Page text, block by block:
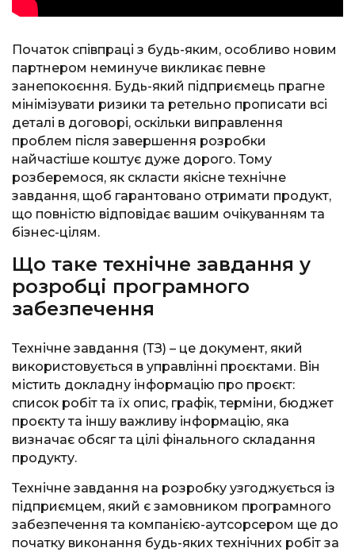
Початок співпраці з будь-яким, особливо новим
партнером неминуче викликає певне
занепокоєння. Будь-який підприємець прагне
мінімізувати ризики та ретельно прописати всі
деталі в договорі, оскільки виправлення
проблем після завершення розробки
найчастіше коштує дуже дорого. Тому
розберемося, як скласти якісне технічне
завдання, щоб гарантовано отримати продукт,
що повністю відповідає вашим очікуванням та
бізнес-цілям.
Що таке технічне завдання у
розробці програмного
забезпечення
Технічне завдання (ТЗ) – це документ, який
використовується в управлінні проєктами. Він
містить докладну інформацію про проєкт:
список робіт та їх опис, графік, терміни, бюджет
проєкту та іншу важливу інформацію, яка
визначає обсяг та цілі фінального складання
продукту.
Технічне завдання на розробку узгоджується із
підприємцем, який є замовником програмного
забезпечення та компанією-аутсорсером ще до
початку виконання будь-яких технічних робіт за